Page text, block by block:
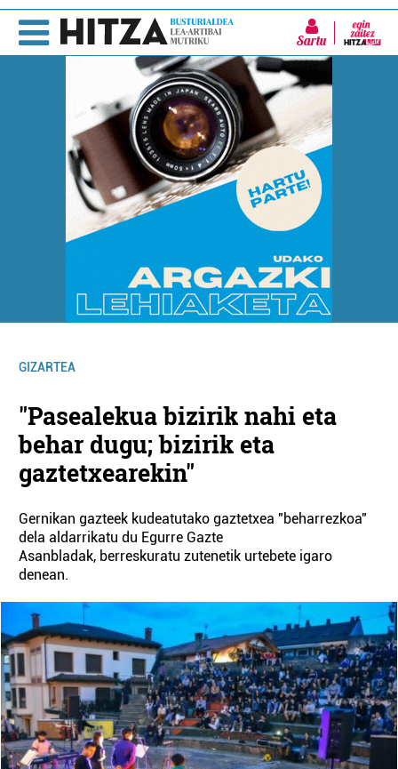
Sartu
GIZARTEA
"Pasealekua bizirik nahi eta
behar dugu; bizirik eta
gaztetxearekin"
Gernikan gazteek kudeatutako gaztetxea "beharrezkoa"
dela aldarrikatu du Egurre Gazte
Asanbladak, berreskuratu zutenetik urtebete igaro
denean.